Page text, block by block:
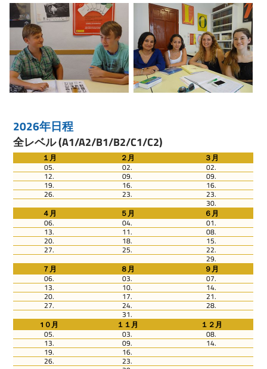
2026年日程
全レベル (A1/A2/B1/B2/C1/C2)
１月 ２月
３月
05.
02. 02.
12. 09. 09.
19. 16. 16.
26. 23. 23.
30.
４月
５月
６月
06.
04. 01.
13. 11. 08.
20. 18. 15.
27. 25. 22.
29.
７月
８月
９月
06.
03. 07.
13. 10. 14.
20. 17. 21.
27. 24. 28.
31.
1０月
１１月
１２月
05.
03. 08.
13. 09. 14.
19. 16.
26. 23.